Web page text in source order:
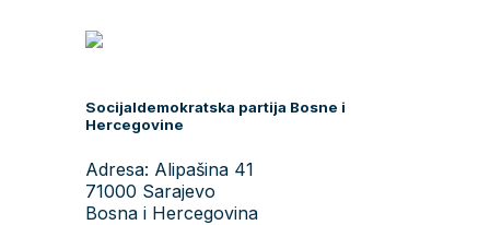
Socijaldemokratska partija Bosne i
Hercegovine
Adresa: Alipašina 41
71000 Sarajevo
Bosna i Hercegovina